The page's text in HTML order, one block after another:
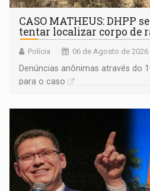
CASO MATHEUS: DHPP
tentar localizar corpo de
Polícia 06 de Agosto de 2026
Denúncias anônimas através do
para o caso